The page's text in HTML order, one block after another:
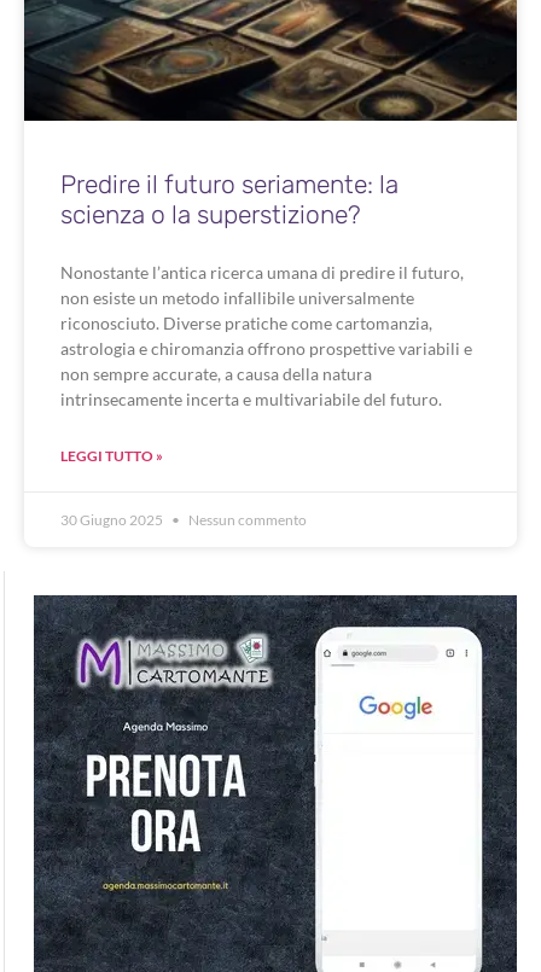
Predire il futuro seriamente: la
scienza o la superstizione?
Nonostante l’antica ricerca umana di predire il futuro,
non esiste un metodo infallibile universalmente
riconosciuto. Diverse pratiche come cartomanzia,
astrologia e chiromanzia offrono prospettive variabili e
non sempre accurate, a causa della natura
intrinsecamente incerta e multivariabile del futuro.
LEGGI TUTTO »
30 Giugno 2025 Nessun commento